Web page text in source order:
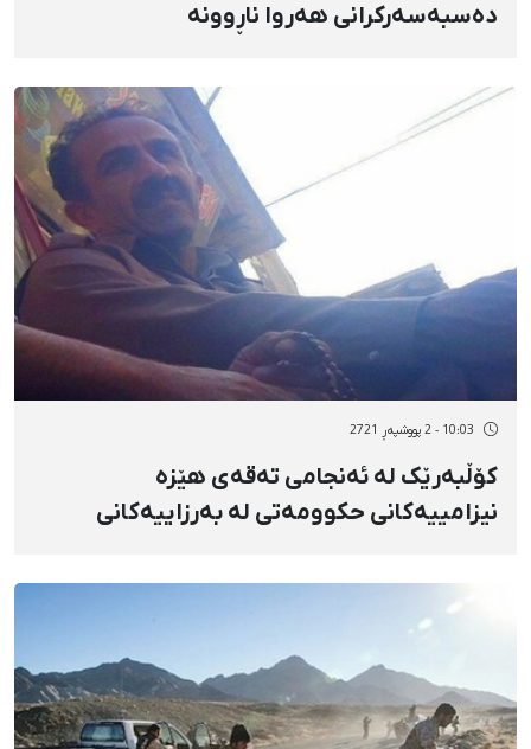
دەسبەسەرکرانی هەروا ناڕوونە
10:03 - 2 پووشپەڕ 2721
کۆڵبەرێک لە ئەنجامی تەقەی هێزە
نیزامییەکانی حکوومەتی لە بەرزاییەکانی